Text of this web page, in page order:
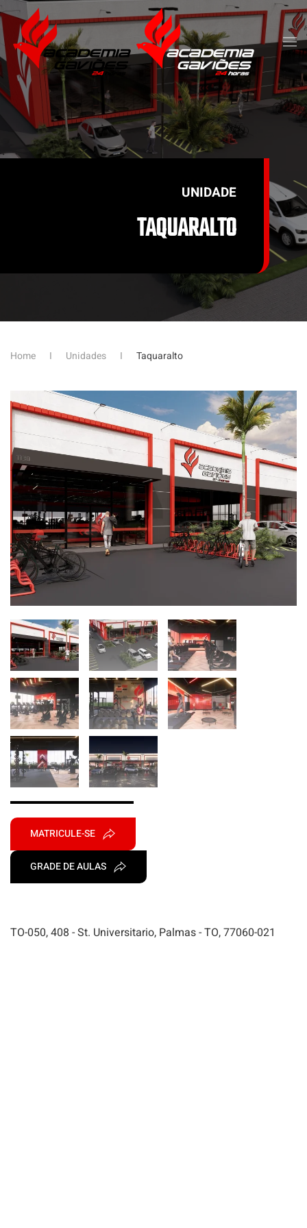
Skip to main content
UNIDADE
TAQUARALTO
Home Unidades Taquaralto
MATRICULE-SE
GRADE DE AULAS
TO-050, 408 - St. Universitario, Palmas - TO, 77060-021